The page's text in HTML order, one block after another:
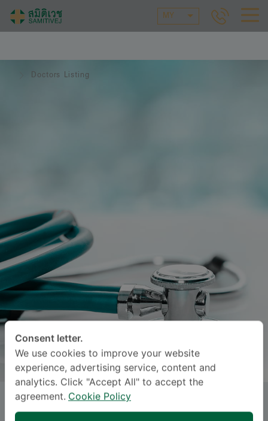
MY
Doctors Listing
SUVAPAT DEWAN, M.D.
Consent letter.
We use cookies to improve your website
experience, advertising service, content and
analytics. Click "Accept All" to accept the
agreement. Cookie Policy